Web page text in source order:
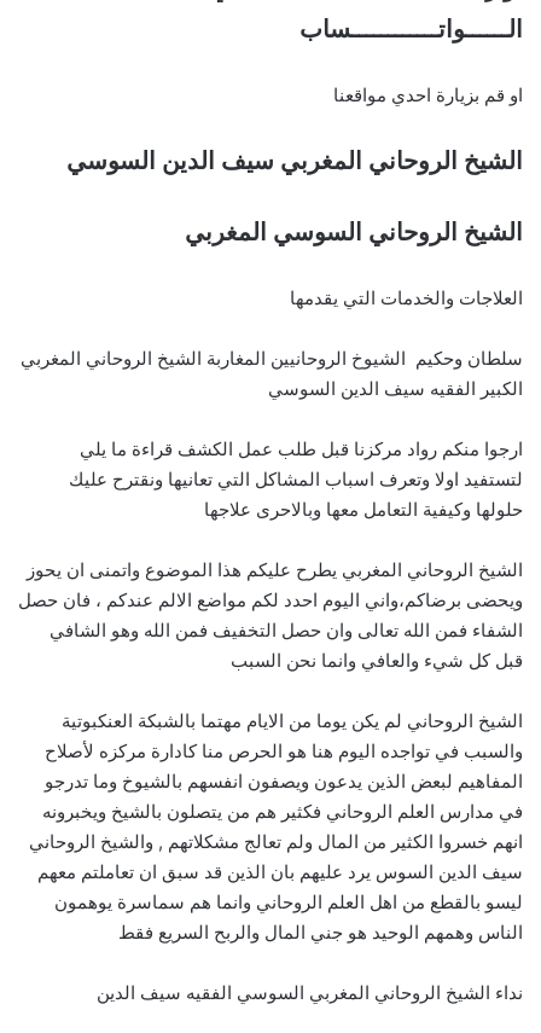
الــــــواتــــــــــــساب
او قم بزيارة احدي مواقعنا
الشيخ الروحاني المغربي سيف الدين السوسي
الشيخ الروحاني السوسي المغربي
العلاجات والخدمات التي يقدمها
سلطان وحكيم الشيوخ الروحانيين المغاربة الشيخ الروحاني المغربي
الكبير الفقيه سيف الدين السوسي
ارجوا منكم رواد مركزنا قبل طلب عمل الكشف قراءة ما يلي
لتستفيد اولا وتعرف اسباب المشاكل التي تعانيها ونقترح عليك
حلولها وكيفية التعامل معها وبالاحرى علاجها
الشيخ الروحاني المغربي يطرح عليكم هذا الموضوع واتمنى ان يحوز
ويحضى برضاكم،واني اليوم احدد لكم مواضع الالم عندكم ، فان حصل
الشفاء فمن الله تعالى وان حصل التخفيف فمن الله وهو الشافي
قبل كل شيء والعافي وانما نحن السبب
الشيخ الروحاني لم يكن يوما من الايام مهتما بالشبكة العنكبوتية
والسبب في تواجده اليوم هنا هو الحرص منا كادارة مركزه لأصلاح
المفاهيم لبعض الذين يدعون ويصفون انفسهم بالشيوخ وما تدرجو
في مدارس العلم الروحاني فكثير هم من يتصلون بالشيخ ويخبرونه
انهم خسروا الكثير من المال ولم تعالج مشكلاتهم , والشيخ الروحاني
سيف الدين السوس يرد عليهم بان الذين قد سبق ان تعاملتم معهم
ليسو بالقطع من اهل العلم الروحاني وانما هم سماسرة يوهمون
الناس وهمهم الوحيد هو جني المال والربح السريع فقط
نداء الشيخ الروحاني المغربي السوسي الفقيه سيف الدين